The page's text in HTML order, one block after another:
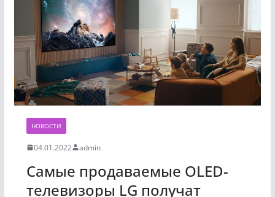
НОВОСТИ
04.01.2022 admin
Самые продаваемые OLED-
телевизоры LG получат